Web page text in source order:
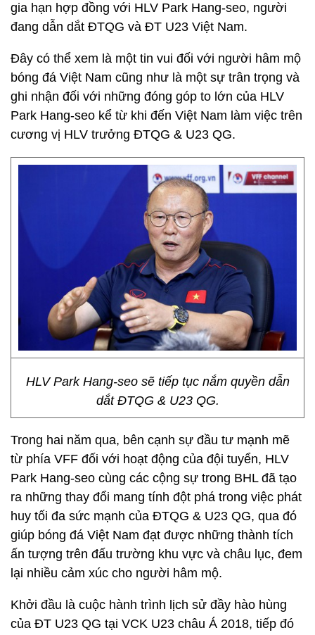
gia hạn hợp đồng với HLV Park Hang-seo, người
đang dẫn dắt ĐTQG và ĐT U23 Việt Nam.
Đây có thể xem là một tin vui đối với người hâm mộ
bóng đá Việt Nam cũng như là một sự trân trọng và
ghi nhận đối với những đóng góp to lớn của HLV
Park Hang-seo kể từ khi đến Việt Nam làm việc trên
cương vị HLV trưởng ĐTQG & U23 QG.
HLV Park Hang-seo sẽ tiếp tục nắm quyền dẫn
dắt ĐTQG & U23 QG.
Trong hai năm qua, bên cạnh sự đầu tư mạnh mẽ
từ phía VFF đối với hoạt động của đội tuyển, HLV
Park Hang-seo cùng các cộng sự trong BHL đã tạo
ra những thay đổi mang tính đột phá trong việc phát
huy tối đa sức mạnh của ĐTQG & U23 QG, qua đó
giúp bóng đá Việt Nam đạt được những thành tích
ấn tượng trên đấu trường khu vực và châu lục, đem
lại nhiều cảm xúc cho người hâm mộ.
Khởi đầu là cuộc hành trình lịch sử đầy hào hùng
của ĐT U23 QG tại VCK U23 châu Á 2018, tiếp đó